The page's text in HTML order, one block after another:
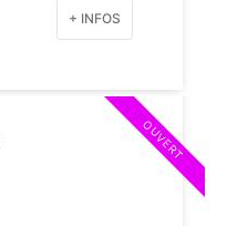
+ INFOS
OUVERT